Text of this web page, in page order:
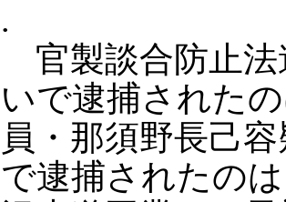
.
官製談合防止法
いで逮捕された
員・那須野長己
で逮捕されたの